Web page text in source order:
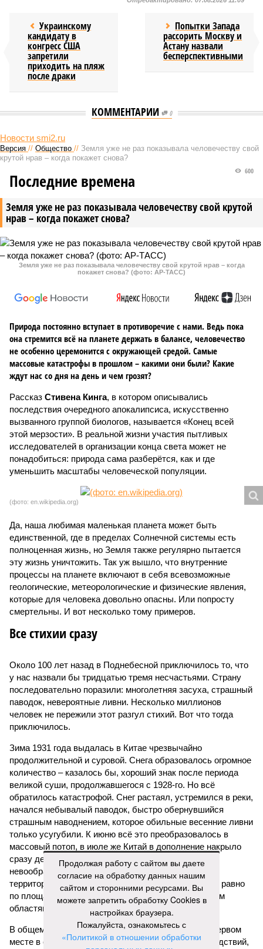
Украинскому
кандидату в
конгресс США
запретили
приходить на пляж
после драки
Попытки Запада
рассорить Москву и
Астану назвали
бесперспективными
КОММЕНТАРИИ 0
Новости smi2.ru
Версия // Общество // Земля уже не раз показывала человечеству свой
крутой нрав – когда покажет снова?
Земля уже не раз показывала человечеству свой крутой
нрав – когда покажет снова?
600
Последние времена
Земля уже не раз показывала человечеству свой крутой нрав – когда
покажет снова? (фото: АР-ТАСС)
Природа постоянно вступает в противоречие с нами. Ведь пока
она стремится всё на планете держать в балансе, человечество
не особенно церемонится с окружающей средой. Самые
массовые катастрофы в прошлом – какими они были? Какие
ждут нас со дня на день и чем грозят?
Рассказ Стивена Кинга, в котором описывались
последствия очередного апокалипсиса, искусственно
вызванного группой биологов, называется «Конец всей
этой мерзости». В реальной жизни участия пытливых
исследователей в организации конца света может не
понадобиться: природа сама разберётся, как и где
уменьшить масштабы человеческой популяции.
(фото: en.wikipedia.org)
Да, наша любимая маленькая планета может быть
единственной, где в пределах Солнечной системы есть
полноценная жизнь, но Земля также регулярно пытается
эту жизнь уничтожить. Так уж вышло, что внутренние
процессы на планете включают в себя всевозможные
геологические, метеорологические и физические явления,
которые для человека довольно опасны. Или попросту
смертельны. И вот несколько тому примеров.
Все стихии сразу
Около 100 лет назад в Поднебесной приключилось то, что
у нас назвали бы тридцатью тремя несчастьями. Страну
последовательно поразили: многолетняя засуха, страшный
паводок, невероятные ливни. Несколько миллионов
человек не пережили этот разгул стихий. Вот что тогда
приключилось.
Зима 1931 года выдалась в Китае чрезвычайно
продолжительной и суровой. Снега образовалось огромное
количество – казалось бы, хороший знак после периода
великой суши, продолжавшегося с 1928-го. Но всё
обратилось катастрофой. Снег растаял, устремился в реки,
начался небывалый паводок, быстро обернувшийся
страшным наводнением, которое обильные весенние ливни
только усугубили. К июню всё это преобразовалось в
массовый потоп, в июле же Китай в дополнение накрыло
сразу девятью циклонами. Последствия оказались
невообразимыми: наводнение погребло под собой
территорию в 180 тыс. квадратных километров, что равно
по площади Карелии, шести Курским или Калужским
областям, десятку Чуваший.
В общем, недаром события 1931-го находятся на первом
месте в списке самых смертоносных стихийных бедствий,
Продолжая работу с сайтом вы даете
согласие на обработку данных нашим
сайтом и сторонними ресурсами. Вы
можете запретить обработку Cookies в
настройках браузера.
Пожалуйста, ознакомьтесь с
«Политикой в отношении обработки